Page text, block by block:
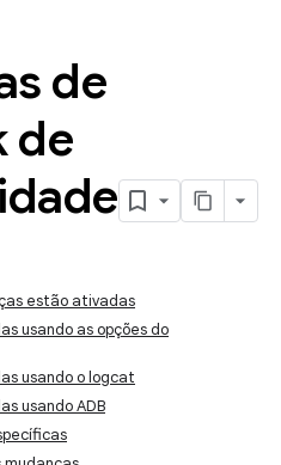
de
de
estão ativadas
usando as opções do
usando o logcat
usando ADB